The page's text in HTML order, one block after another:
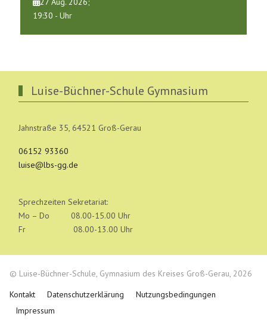
19:30 - Uhr
Luise-Büchner-Schule Gymnasium
Jahnstraße 35, 64521 Groß-Gerau
06152 93360
luise@lbs-gg.de
Sprechzeiten Sekretariat:
Mo – Do 08.00-15.00 Uhr
Fr 08.00-13.00 Uhr
© Luise-Büchner-Schule, Gymnasium des Kreises Groß-Gerau, 2026
Kontakt
Datenschutzerklärung
Nutzungsbedingungen
Impressum